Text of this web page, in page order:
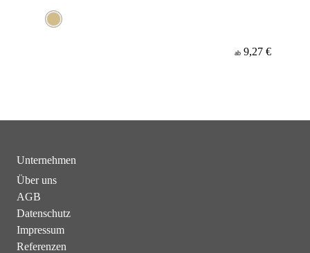
ab 9,27 €
Unternehmen
Über uns
AGB
Datenschutz
Impressum
Referenzen